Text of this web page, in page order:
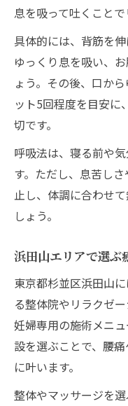
息を吸って吐くことで
具体的には、背筋を
ゆっくり息を吸い、
ょう。その後、口か
ット5回程度を目安に
切です。
呼吸法は、寝る前や
す。ただし、息苦し
止し、体調に合わせ
しょう。
浜田山エリアで選ぶ
東京都杉並区浜田山
る整体院やリラクゼ
妊婦専用の施術メニ
設を選ぶことで、腰
に叶います。
整体やマッサージを